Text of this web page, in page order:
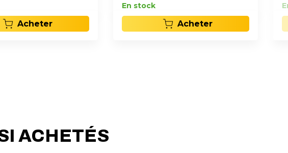
Acheter
En stock
Acheter
ACHETÉS